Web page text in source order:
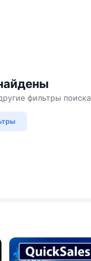
фильтры поиска